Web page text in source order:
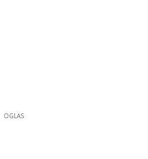
OGLAS